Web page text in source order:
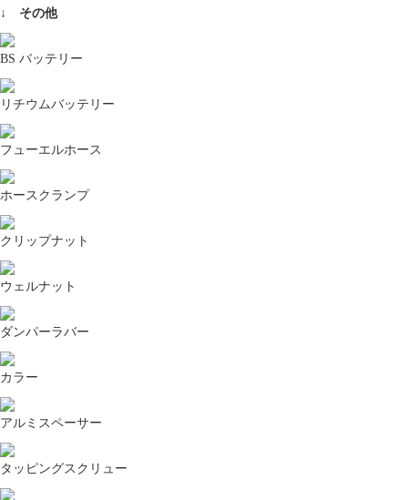
↓ その他
BS バッテリー
リチウムバッテリー
フューエルホース
ホースクランプ
クリップナット
ウェルナット
ダンパーラバー
カラー
アルミスペーサー
タッピングスクリュー